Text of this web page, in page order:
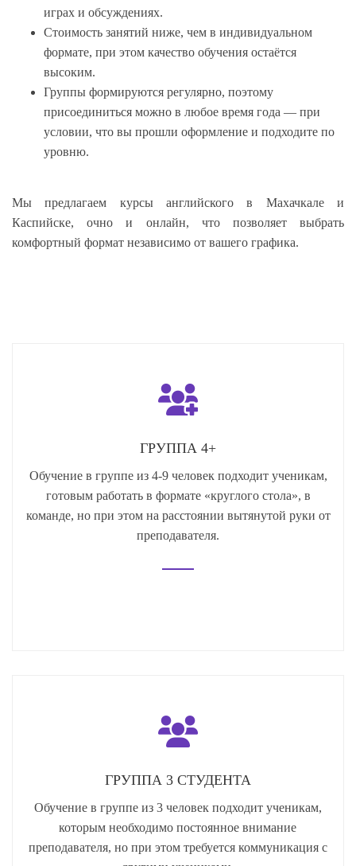
играх и обсуждениях.
Стоимость занятий ниже, чем в индивидуальном
формате, при этом качество обучения остаётся
высоким.
Группы формируются регулярно, поэтому
присоединиться можно в любое время года — при
условии, что вы прошли оформление и подходите по
уровню.
Мы предлагаем курсы английского в Махачкале и
Каспийске, очно и онлайн, что позволяет выбрать
комфортный формат независимо от вашего графика.
ГРУППА 4+
Обучение в группе из 4-9 человек подходит ученикам,
готовым работать в формате «круглого стола», в
команде, но при этом на расстоянии вытянутой руки от
преподавателя.
ГРУППА 3 СТУДЕНТА
Обучение в группе из 3 человек подходит ученикам,
которым необходимо постоянное внимание
преподавателя, но при этом требуется коммуникация с